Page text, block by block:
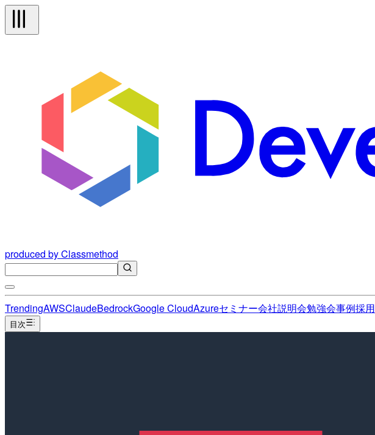
produced by Classmethod
TrendingAWSClaudeBedrockGoogle CloudAzureセミナー会社説明会勉強会事例採用
目次